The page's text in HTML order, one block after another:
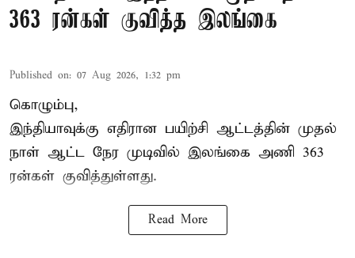
363 ரன்கள் குவித்த இலங்கை
Published on: 07 Aug 2026, 1:32 pm
கொழும்பு,
இந்தியாவுக்கு எதிரான பயிற்சி ஆட்டத்தின் முதல்
நாள் ஆட்ட நேர முடிவில் இலங்கை அணி 363
ரன்கள் குவித்துள்ளது.
Read More